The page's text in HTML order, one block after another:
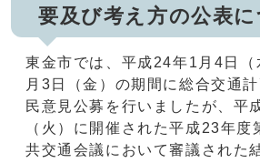
要及び考え方の公表
東金市では、平成24年1月4日（
月3日（金）の期間に総合交通
民意見公募を行いましたが、平
（火）に開催された平成23年度
共交通会議において審議された